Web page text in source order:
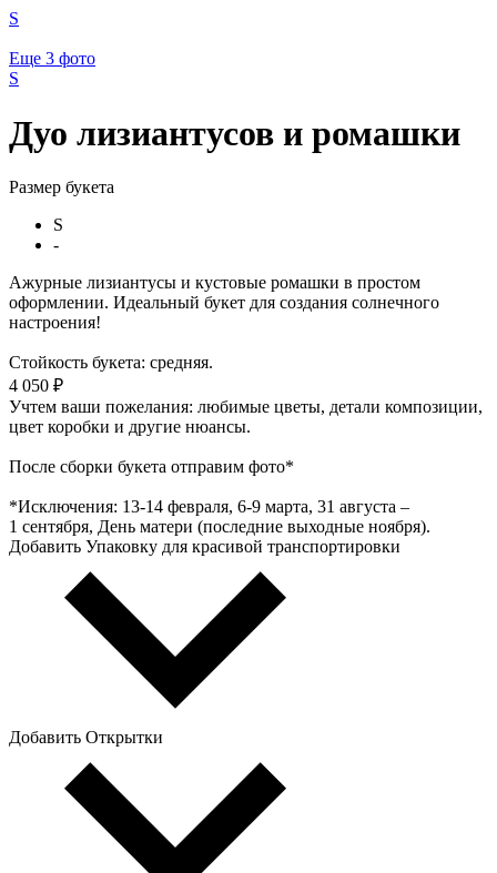
S
Еще 3 фото
S
Дуо лизиантусов и ромашки
Размер букета
S
-
Ажурные лизиантусы и кустовые ромашки в простом
оформлении. Идеальный букет для создания солнечного
настроения!
Стойкость букета: средняя.
4 050 ₽
Учтем ваши пожелания: любимые цветы, детали композиции,
цвет коробки и другие нюансы.
После сборки букета отправим фото*
*Исключения: 13‑14 февраля, 6‑9 марта, 31 августа –
1 сентября, День матери (последние выходные ноября).
Добавить Упаковку для красивой транспортировки
Добавить Открытки